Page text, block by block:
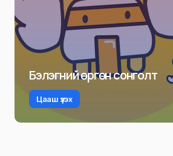
Бэлэгний өргөн сонголт
Цааш үзэх